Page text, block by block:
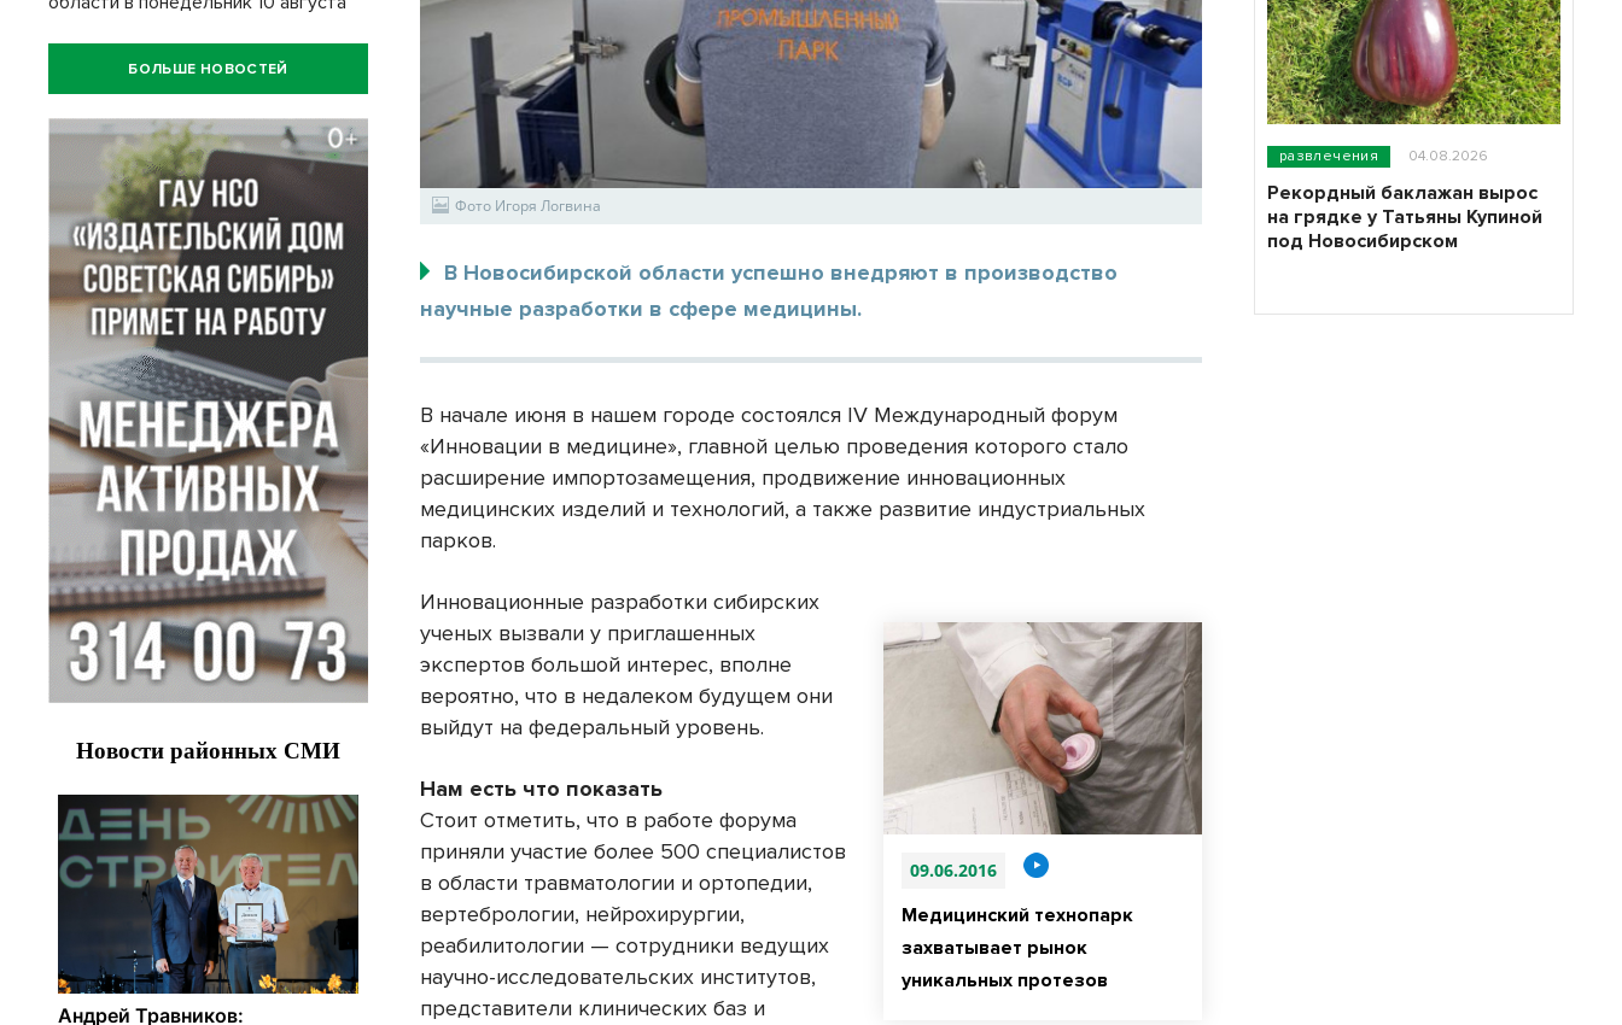
Фото Игоря Логвина
В Новосибирской области успешно внедряют в производство
научные разработки в сфере медицины.
В начале июня в нашем городе состоялся IV Международный форум
«Инновации в медицине», главной целью проведения которого стало
расширение импорто­замещения, продвижение инновационных
медицинских изделий и технологий, а также развитие индустриальных
парков.
09.06.2016
Медицинский технопарк
захватывает рынок
уникальных протезов
Инновационные разработки сибирских
ученых вызвали у приглашенных
экспертов большой интерес, вполне
вероятно, что в недалеком будущем они
выйдут на федеральный уровень.
Нам есть что показать
Стоит отметить, что в работе форума
приняли участие более 500 специалистов
в области травматологии и ортопедии,
вертебрологии, нейрохирургии,
реабилитологии — сотрудники ведущих
научно-исследовательских институтов,
представители клинических баз и
БОЛЬШЕ НОВОСТЕЙ
развлечения 04.08.2026
Рекордный баклажан вырос
на грядке у Татьяны Купиной
под Новосибирском